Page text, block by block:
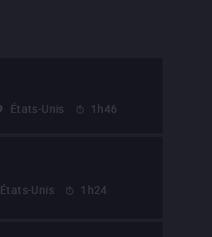
États-Unis 1h46
États-Unis 1h24